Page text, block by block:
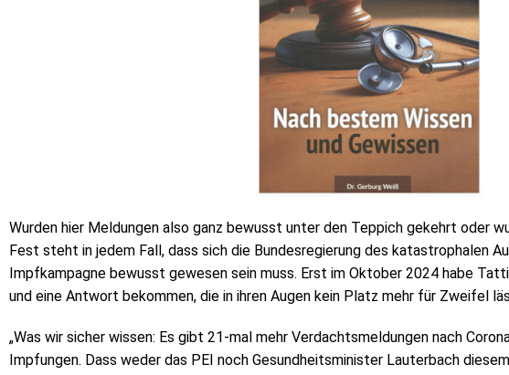
Wurden hier Meldungen also ganz bewusst unter den Teppich gekehrt oder
Fest steht in jedem Fall, dass sich die Bundesregierung des katastrophalen
Impfkampagne bewusst gewesen sein muss. Erst im Oktober 2024 habe
und eine Antwort bekommen, die in ihren Augen kein Platz mehr für Zweifel
„Was wir sicher wissen: Es gibt 21-mal mehr Verdachtsmeldungen nach
Impfungen. Dass weder das PEI noch Gesundheitsminister Lauterbach